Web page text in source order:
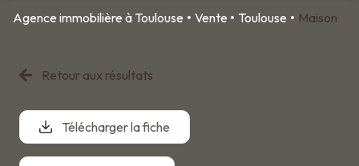
À
VENTES
Agence immobilière à Toulouse Vente Toulouse Maison
Retour aux résultats
Télécharger la fiche